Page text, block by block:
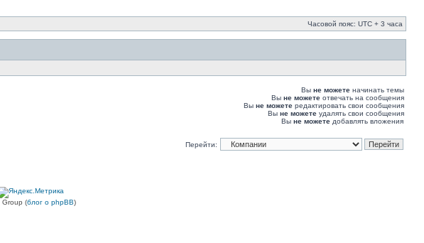
Часовой пояс: UTC + 3 часа
Вы не можете начинать темы
Вы не можете отвечать на сообщения
Вы не можете редактировать свои сообщения
Вы не можете удалять свои сообщения
Вы не можете добавлять вложения
Перейти:
Group (блог о phpBB)